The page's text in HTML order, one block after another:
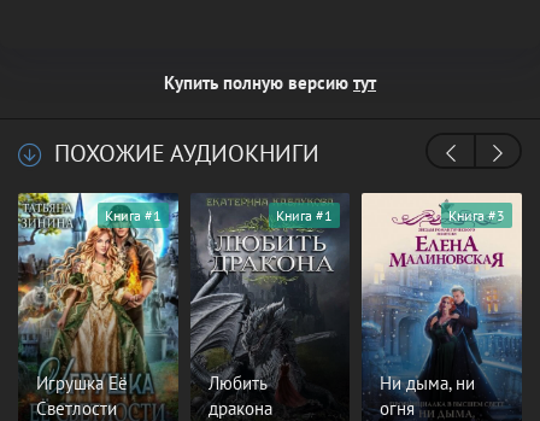
Купить полную версию тут
ПОХОЖИЕ АУДИОКНИГИ
Игрушка Её
Светлости
Книга #1
Любить
дракона
Книга #1
Ни дыма, ни
огня
Книга #3